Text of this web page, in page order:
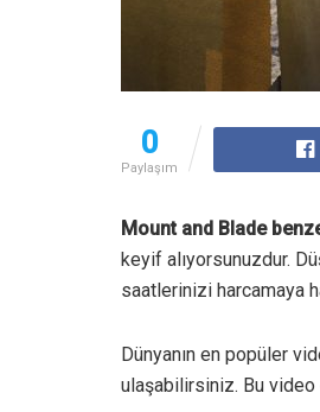
0
Paylaşım
Mount and Blade
keyif alıyorsunuzdur.
saatlerinizi harcamaya
Dünyanın en popüler
ulaşabilirsiniz. Bu video